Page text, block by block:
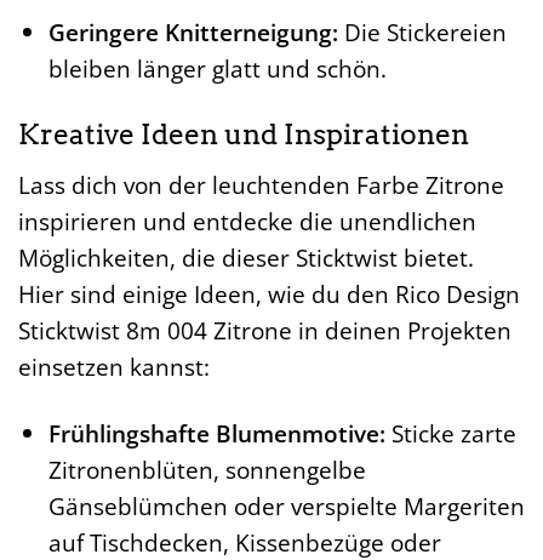
Geringere Knitterneigung: Die Stickereien
bleiben länger glatt und schön.
Kreative Ideen und Inspirationen
Lass dich von der leuchtenden Farbe Zitrone
inspirieren und entdecke die unendlichen
Möglichkeiten, die dieser Sticktwist bietet.
Hier sind einige Ideen, wie du den Rico Design
Sticktwist 8m 004 Zitrone in deinen Projekten
einsetzen kannst:
Frühlingshafte Blumenmotive: Sticke zarte
Zitronenblüten, sonnengelbe
Gänseblümchen oder verspielte Margeriten
auf Tischdecken, Kissenbezüge oder